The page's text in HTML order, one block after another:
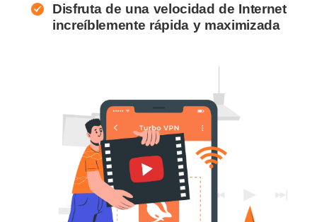
Disfruta de una velocidad de Internet
increíblemente rápida y maximizada